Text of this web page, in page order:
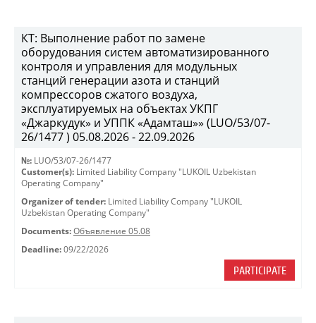
КТ: Выполнение работ по замене
оборудования систем автоматизированного
контроля и управления для модульных
станций генерации азота и станций
компрессоров сжатого воздуха,
эксплуатируемых на объектах УКПГ
«Джаркудук» и УППК «Адамташ»» (LUO/53/07-
26/1477 ) 05.08.2026 - 22.09.2026
№: LUO/53/07-26/1477
Customer(s): Limited Liability Company "LUKOIL Uzbekistan
Operating Company"
Organizer of tender: Limited Liability Company "LUKOIL
Uzbekistan Operating Company"
Documents: Объявление 05.08
Deadline: 09/22/2026
PARTICIPATE